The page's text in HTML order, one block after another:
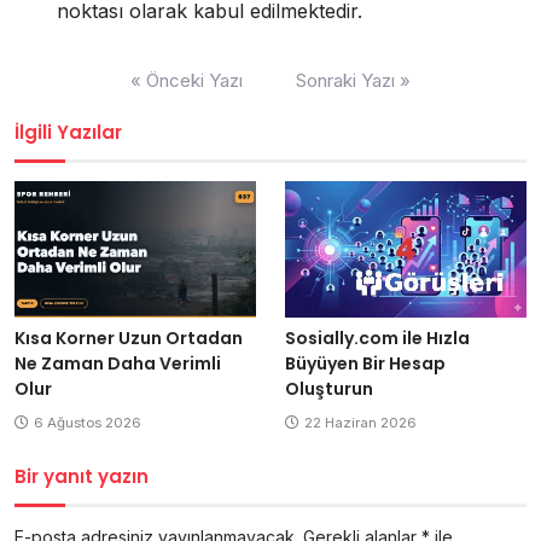
noktası olarak kabul edilmektedir.
« Önceki Yazı Sonraki Yazı »
İlgili Yazılar
Kısa Korner Uzun Ortadan
Ne Zaman Daha Verimli
Olur
6 Ağustos 2026
Sosially.com ile Hızla
Büyüyen Bir Hesap
Oluşturun
22 Haziran 2026
Bir yanıt yazın
E-posta adresiniz yayınlanmayacak. Gerekli alanlar * ile